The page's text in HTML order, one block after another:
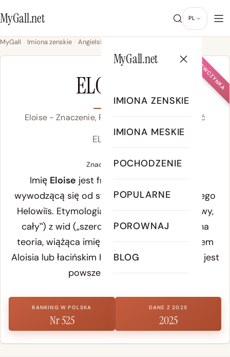
MyGall.net PL
MyGall.net
IMIONA ZENSKIE
IMIONA MESKIE
POCHODZENIE
POPULARNE
POROWNAJ
BLOG
MyGall Imiona zenskie Angielski
DZIEWCZYNKA
ELOISE
Eloise - Znaczenie, Pochodzenie & Popularność
EL-oh-eez
Znaczenie Eloise:
Imię Eloise jest francuską formą Heloizy,
wywodzącą się od staro-wysoko-niemieckiego
Helowiïs. Etymologia łączy rdzeńheil(„zdrowy,
cały‟) z wid („szeroki‟). Istnieje alternatywna
teoria, wiążąca imię z prowansalskim imieniem
Aloisia lub łacińskim Heloise; żadna z nich nie jest
powszechnie przyjęta.
RANKING W POLSKA
Nr 525
DANE Z 2025
2025